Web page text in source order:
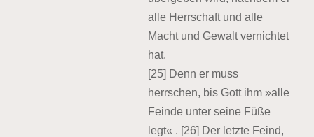
alle Herrschaft und alle
Macht und Gewalt vernichtet
hat.
[25] Denn er muss
herrschen, bis Gott ihm »alle
Feinde unter seine Füße
legt« . [26] Der letzte Feind,